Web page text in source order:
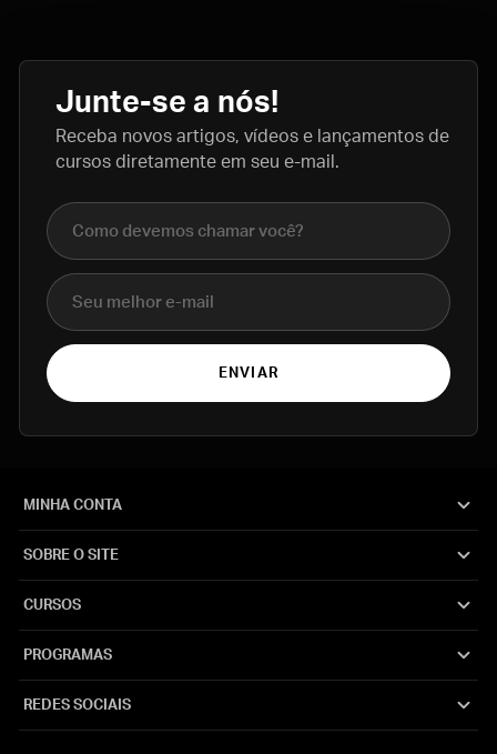
Junte-se a nós!
Receba novos artigos, vídeos e lançamentos de
cursos diretamente em seu e-mail.
Nome completo
E-mail
ENVIAR
MINHA CONTA
SOBRE O SITE
CURSOS
PROGRAMAS
REDES SOCIAIS